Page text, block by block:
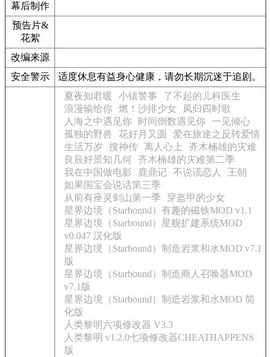
幕后制作
预告片&
花絮
改编来源
安全警示
适度休息有益身心健康，请勿长期沉迷于追剧。
夏夜知君暖 小镇警事
了不起的儿科医生
浪漫输给你 燃！沙排少女
凤归四时歌
人海之中遇见你
时间倒数遇见你
一见倾心
孤独的野兽
花好月又圆
爱在旅途之反转爱情
生活万岁
搜神传 离人心上
齐木楠雄的灾难
良辰好景知几何
齐木楠雄的灾难第二季
我在中国做电影
鹿鼎记 不说谎恋人
王朝
如果国宝会说话第三季
从前有座灵剑山第一季
穿盔甲的少女
星界边境（Starbound）有趣的磁铁MOD v1.1
星界边境（Starbound）星舰扩建系统MOD
v0.047 汉化版
星界边境（Starbound）制造岩浆和水MOD v7.1
版
星界边境（Starbound）制造商人召唤器MOD
v7.1版
星界边境（Starbound）制造岩浆和水MOD 简
化版
人类黎明六项修改器 V3.3
人类黎明 v1.2.0七项修改器CHEATHAPPENS
版